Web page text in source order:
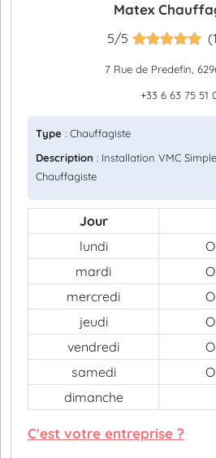
Matex
5/5
7 Rue de Predefin,
+33 6 63 75 51
Type : Chauffagiste
Description : Installation VMC
Chauffagiste
Jour
lundi
mardi
mercredi
jeudi
vendredi
samedi
dimanche
C'est votre entreprise ?